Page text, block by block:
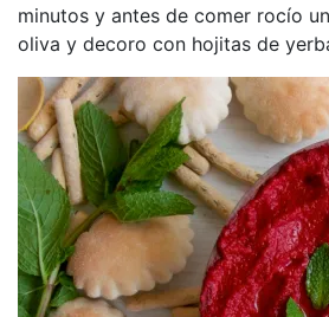
minutos y antes de comer rocío
oliva y decoro con hojitas de